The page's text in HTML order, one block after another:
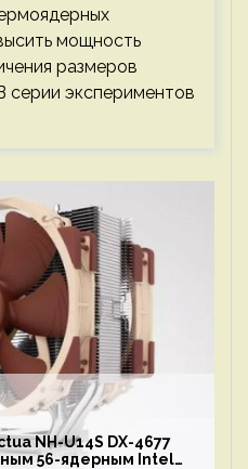
мощность
размеров
серии экспериментов
NH-U14S DX-4677
56-ядерным Intel